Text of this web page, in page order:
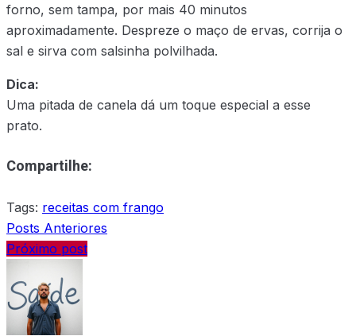
forno, sem tampa, por mais 40 minutos
aproximadamente. Despreze o maço de ervas, corrija o
sal e sirva com salsinha polvilhada.
Dica:
Uma pitada de canela dá um toque especial a esse
prato.
Compartilhe:
Tags: receitas com frango
Posts Anteriores
Próximo post